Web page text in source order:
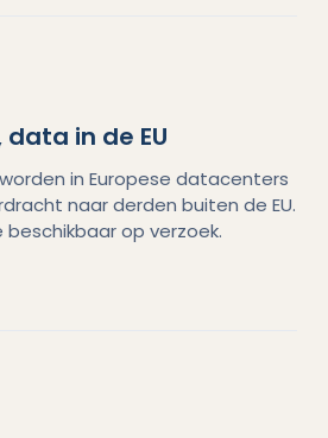
in de EU
in Europese datacenters
naar derden buiten de EU.
op verzoek.